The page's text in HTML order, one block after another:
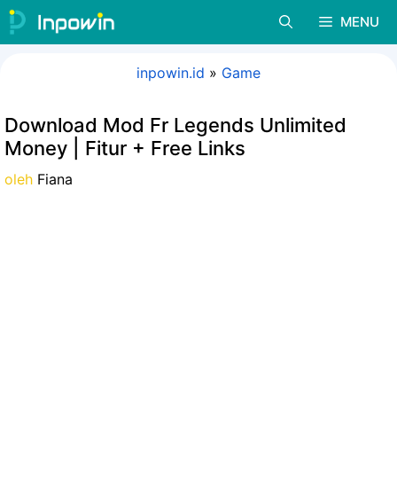
Langsung
ke
MENU
inpowin.id » Game
Download Mod Fr Legends Unlimited
Money | Fitur + Free Links
oleh Fiana